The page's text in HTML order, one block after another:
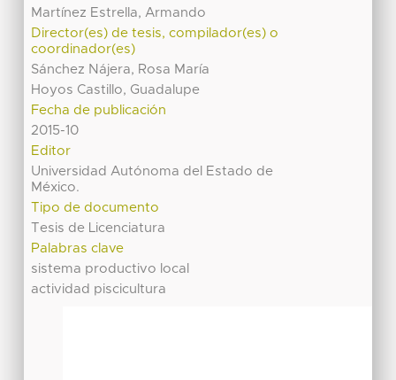
Martínez Estrella, Armando
Director(es) de tesis, compilador(es) o
coordinador(es)
Sánchez Nájera, Rosa María
Hoyos Castillo, Guadalupe
Fecha de publicación
2015-10
Editor
Universidad Autónoma del Estado de
México.
Tipo de documento
Tesis de Licenciatura
Palabras clave
sistema productivo local
actividad piscicultura